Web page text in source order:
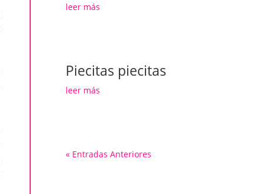
leer más
Piecitas piecitas
leer más
« Entradas Anteriores